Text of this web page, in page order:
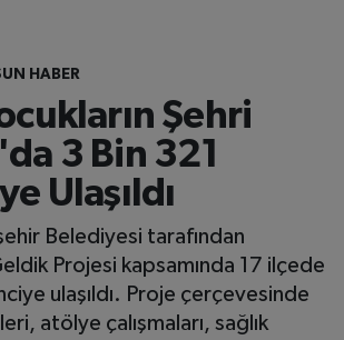
HABER
Şehri
3 Bin 321
Ulaşıldı
Belediyesi tarafından
Projesi kapsamında 17 ilçede
ulaşıldı. Proje çerçevesinde
atölye çalışmaları, sağlık
Haberleri